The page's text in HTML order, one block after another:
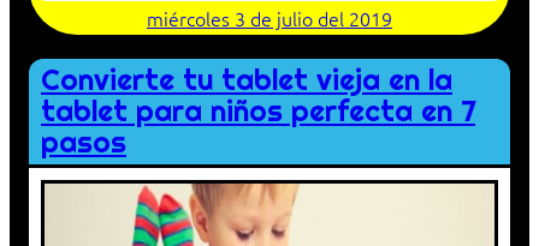
miércoles 3 de julio del 2019
Convierte tu tablet vieja en la
tablet para niños perfecta en 7
pasos